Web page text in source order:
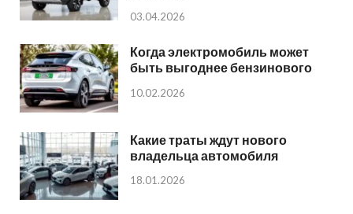
03.04.2026
Когда электромобиль может
быть выгоднее бензинового
10.02.2026
Какие траты ждут нового
владельца автомобиля
18.01.2026